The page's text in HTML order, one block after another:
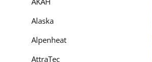
Alaska
Alpenheat
AttraTec